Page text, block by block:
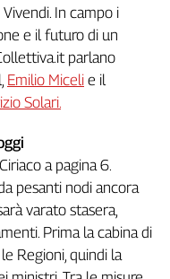
In campo i
e il futuro di un
parlano
Emilio Miceli e il
Solari.
a pagina 6.
pesanti nodi ancora
varato stasera,
Prima la cabina di
Regioni, quindi la